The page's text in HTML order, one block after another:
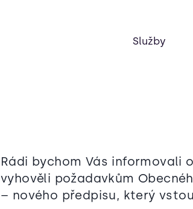
Služby
Rádi bychom Vás informovali
vyhověli požadavkům
– nového předpisu, který